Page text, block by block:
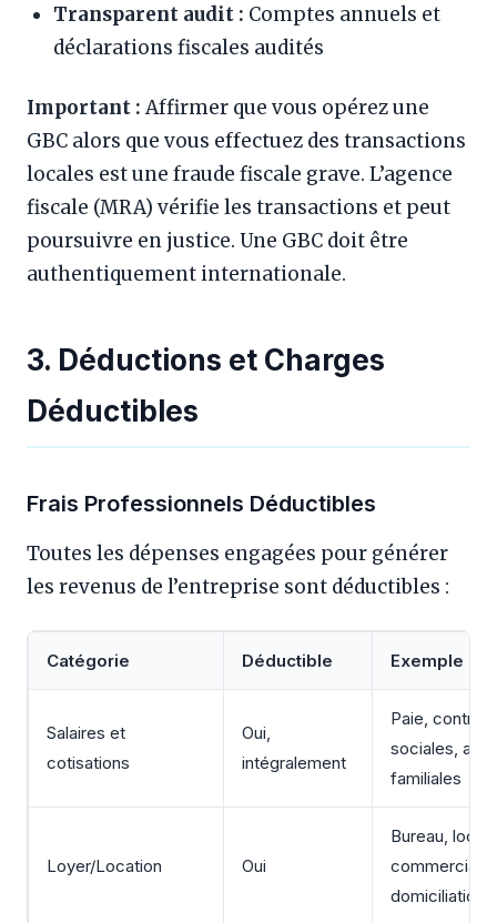
Transparent audit : Comptes annuels et
déclarations fiscales audités
Important :Affirmer que vous opérez une
GBC alors que vous effectuez des transactions
locales est une fraude fiscale grave. L’agence
fiscale (MRA) vérifie les transactions et peut
poursuivre en justice. Une GBC doit être
authentiquement internationale.
3. Déductions et Charges
Déductibles
Frais Professionnels Déductibles
Toutes les dépenses engagées pour générer
les revenus de l’entreprise sont déductibles :
Catégorie Déductible Exemple
Salaires et
cotisations
Oui,
intégralement
Paie,
sociales,
familiales
Loyer/Location Oui
Bureau,
domiciliation